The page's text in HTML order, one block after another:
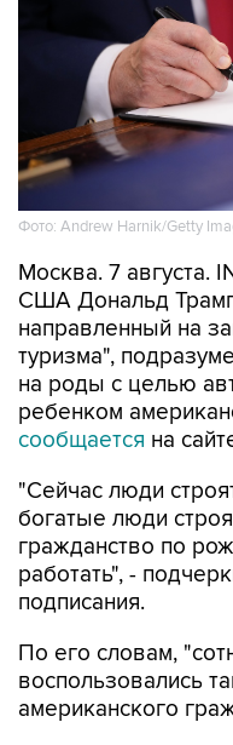
Фото: Andrew Harnik/Getty
Москва. 7 августа.
США Дональд
направленный на
туризма",
на роды с целью
ребенком
сообщается на
"Сейчас люди
богатые люди
гражданство по
работать", -
подписания.
По его словам,
воспользовались
американского